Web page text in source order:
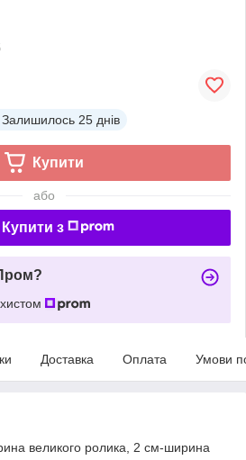
Залишилось 25 днів
Купити
або
Купити з
Доставка Оплата Умови
великого ролика, 2 см-ширина